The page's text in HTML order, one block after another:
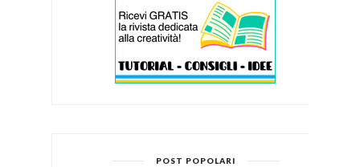
POST POPOLARI